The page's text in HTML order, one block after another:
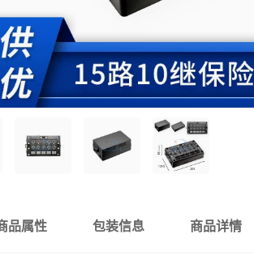
品属性 包装信息 商品详情